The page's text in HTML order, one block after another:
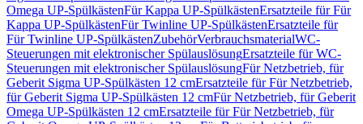
Omega UP-SpülkästenFür Kappa UP-SpülkästenErsatzteile für Für
Kappa UP-SpülkästenFür Twinline UP-SpülkästenErsatzteile für
Für Twinline UP-SpülkästenZubehörVerbrauchsmaterialWC-
Steuerungen mit elektronischer SpülauslösungErsatzteile für WC-
Steuerungen mit elektronischer SpülauslösungFür Netzbetrieb, für
Geberit Sigma UP-Spülkästen 12 cmErsatzteile für Für Netzbetrieb,
für Geberit Sigma UP-Spülkästen 12 cmFür Netzbetrieb, für Geberit
Omega UP-Spülkästen 12 cmErsatzteile für Für Netzbetrieb, für